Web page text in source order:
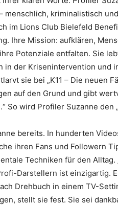
menschlich, kriminalistisch
im Lions Club Bielefeld
Ihre Mission: aufklären,
Potenziale entfalten. Sie
in der Krisenintervention und
sie bei „K11 – Die neuen
auf den Grund und gibt
So wird Profiler Suzanne den
bereits. In hunderten
ihren Fans und Followern
Techniken für den Alltag.
Darstellern ist einzigartig.
Drehbuch in einem TV-
stellt sie fest. Sie sei